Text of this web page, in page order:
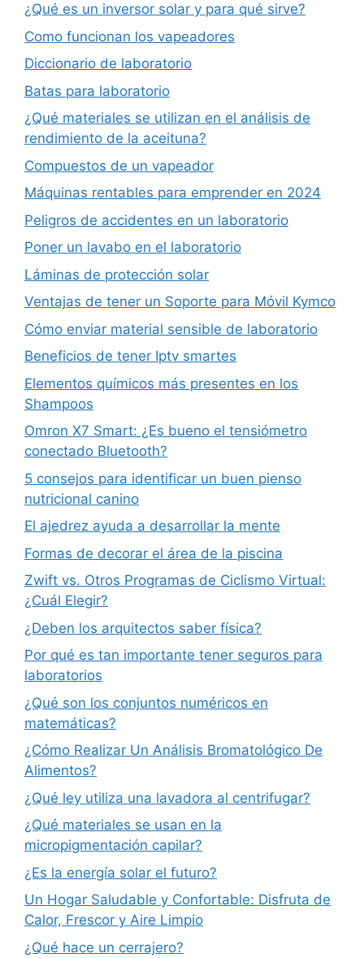
¿Qué es un inversor solar y para qué sirve?
Como funcionan los vapeadores
Diccionario de laboratorio
Batas para laboratorio
¿Qué materiales se utilizan en el análisis de
rendimiento de la aceituna?
Compuestos de un vapeador
Máquinas rentables para emprender en 2024
Peligros de accidentes en un laboratorio
Poner un lavabo en el laboratorio
Láminas de protección solar
Ventajas de tener un Soporte para Móvil Kymco
Cómo enviar material sensible de laboratorio
Beneficios de tener Iptv smartes
Elementos químicos más presentes en los
Shampoos
Omron X7 Smart: ¿Es bueno el tensiómetro
conectado Bluetooth?
5 consejos para identificar un buen pienso
nutricional canino
El ajedrez ayuda a desarrollar la mente
Formas de decorar el área de la piscina
Zwift vs. Otros Programas de Ciclismo Virtual:
¿Cuál Elegir?
¿Deben los arquitectos saber física?
Por qué es tan importante tener seguros para
laboratorios
¿Qué son los conjuntos numéricos en
matemáticas?
¿Cómo Realizar Un Análisis Bromatológico De
Alimentos?
¿Qué ley utiliza una lavadora al centrifugar?
¿Qué materiales se usan en la
micropigmentación capilar?
¿Es la energía solar el futuro?
Un Hogar Saludable y Confortable: Disfruta de
Calor, Frescor y Aire Limpio
¿Qué hace un cerrajero?